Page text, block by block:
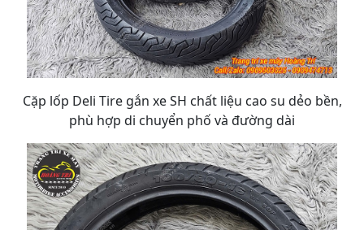
Cặp lốp Deli Tire gắn xe SH chất liệu cao su dẻo bền,
phù hợp di chuyển phố và đường dài